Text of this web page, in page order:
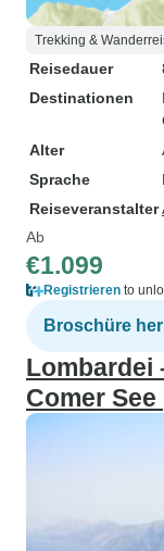
Trekking &
Reisedauer
Destinationen
Alter
Sprache
Reiseveranstalter
Ab
€1.099
Registrieren to
Broschüre
Lombardei
Comer See